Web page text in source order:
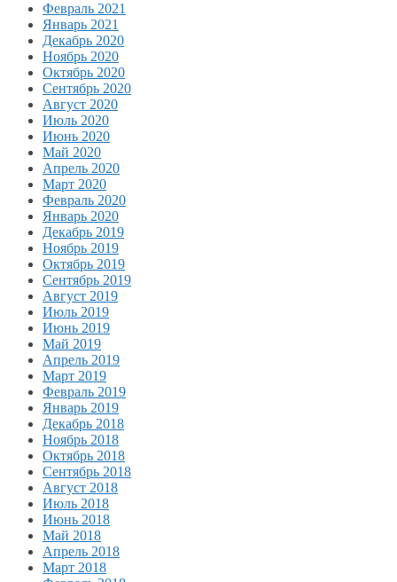
Февраль 2021
Январь 2021
Декабрь 2020
Ноябрь 2020
Октябрь 2020
Сентябрь 2020
Август 2020
Июль 2020
Июнь 2020
Май 2020
Апрель 2020
Март 2020
Февраль 2020
Январь 2020
Декабрь 2019
Ноябрь 2019
Октябрь 2019
Сентябрь 2019
Август 2019
Июль 2019
Июнь 2019
Май 2019
Апрель 2019
Март 2019
Февраль 2019
Январь 2019
Декабрь 2018
Ноябрь 2018
Октябрь 2018
Сентябрь 2018
Август 2018
Июль 2018
Июнь 2018
Май 2018
Апрель 2018
Март 2018